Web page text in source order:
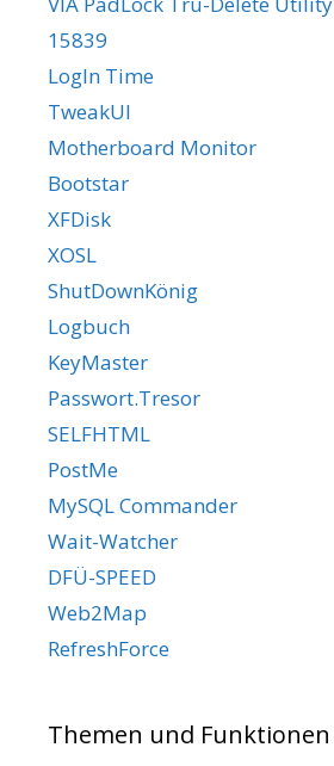
15839
LogIn Time
TweakUI
Motherboard Monitor
Bootstar
XFDisk
XOSL
ShutDownKönig
Logbuch
KeyMaster
Passwort.Tresor
SELFHTML
PostMe
MySQL Commander
Wait-Watcher
DFÜ-SPEED
Web2Map
RefreshForce
Themen und Funktionen